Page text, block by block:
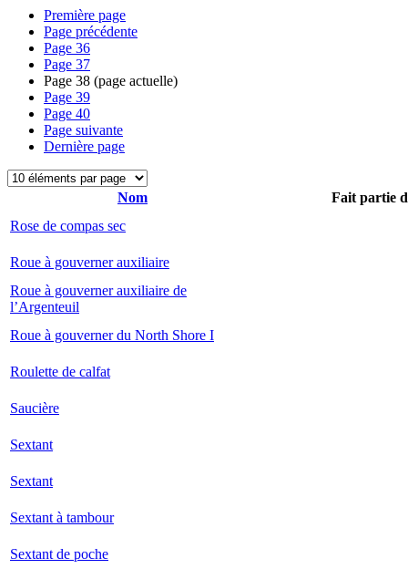
Première page
Page précédente
Page 36
Page 37
Page 38 (page actuelle)
Page 39
Page 40
Page suivante
Dernière page
Nom
Fait partie
Rose de compas sec
Roue à gouverner auxiliaire
Roue à gouverner auxiliaire de
l’Argenteuil
Roue à gouverner du North Shore I
Roulette de calfat
Saucière
Sextant
Sextant
Sextant à tambour
Sextant de poche